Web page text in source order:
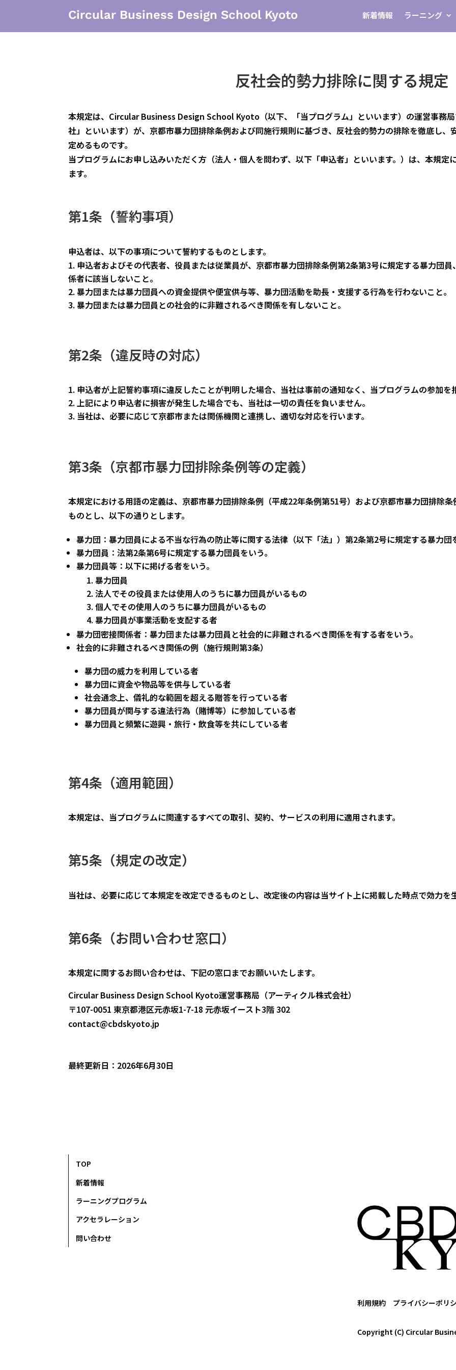
Circular Business Design School Kyoto 新着情報 ラーニング
反社会的勢力排除に関する規定
本規定は、Circular Business Design School Kyoto（以下、「当プログラム」といいます）の運営事務
社」といいます）が、京都市暴力団排除条例および同施行規則に基づき、反社会的勢力の排除を徹底し
定めるものです。
当プログラムにお申し込みいただく方（法人・個人を問わず、以下「申込者」といいます。）は、本規定
ます。
第1条（誓約事項）
申込者は、以下の事項について誓約するものとします。
申込者およびその代表者、役員または従業員が、京都市暴力団排除条例第2条第3号に規定する暴力団
係者に該当しないこと。
暴力団または暴力団員への資金提供や便宜供与等、暴力団活動を助長・支援する行為を行わないこと。
暴力団または暴力団員との社会的に非難されるべき関係を有しないこと。
第2条（違反時の対応）
申込者が上記誓約事項に違反したことが判明した場合、当社は事前の通知なく、当プログラムの参加を
上記により申込者に損害が発生した場合でも、当社は一切の責任を負いません。
当社は、必要に応じて京都市または関係機関と連携し、適切な対応を行います。
第3条（京都市暴力団排除条例等の定義）
本規定における用語の定義は、京都市暴力団排除条例（平成22年条例第51号）および京都市暴力団排除
ものとし、以下の通りとします。
暴力団：暴力団員による不当な行為の防止等に関する法律（以下「法」）第2条第2号に規定する暴力団
暴力団員：法第2条第6号に規定する暴力団員をいう。
暴力団員等：以下に掲げる者をいう。
暴力団員
法人でその役員または使用人のうちに暴力団員がいるもの
個人でその使用人のうちに暴力団員がいるもの
暴力団員が事業活動を支配する者
暴力団密接関係者：暴力団または暴力団員と社会的に非難されるべき関係を有する者をいう。
社会的に非難されるべき関係の例（施行規則第3条）
暴力団の威力を利用している者
暴力団に資金や物品等を供与している者
社会通念上、儀礼的な範囲を超える贈答を行っている者
暴力団員が関与する違法行為（賭博等）に参加している者
暴力団員と頻繁に遊興・旅行・飲食等を共にしている者
第4条（適用範囲）
本規定は、当プログラムに関連するすべての取引、契約、サービスの利用に適用されます。
第5条（規定の改定）
当社は、必要に応じて本規定を改定できるものとし、改定後の内容は当サイト上に掲載した時点で効力を
第6条（お問い合わせ窓口）
本規定に関するお問い合わせは、下記の窓口までお願いいたします。
Circular Business Design School Kyoto運営事務局（アーティクル株式会社）
〒107-0051 東京都港区元赤坂1-7-18 元赤坂イースト3階 302
contact@cbdskyoto.jp
最終更新日：2026年6月30日
TOP
新着情報
ラーニングプログラム
アクセラレーション
問い合わせ
利用規約 プライバシーポリ
Copyright (C) Circular